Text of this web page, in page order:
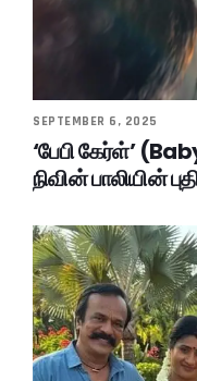
SEPTEMBER 6, 2025
‘பேபி கேர்ள்’
நிவின் பாலியின்